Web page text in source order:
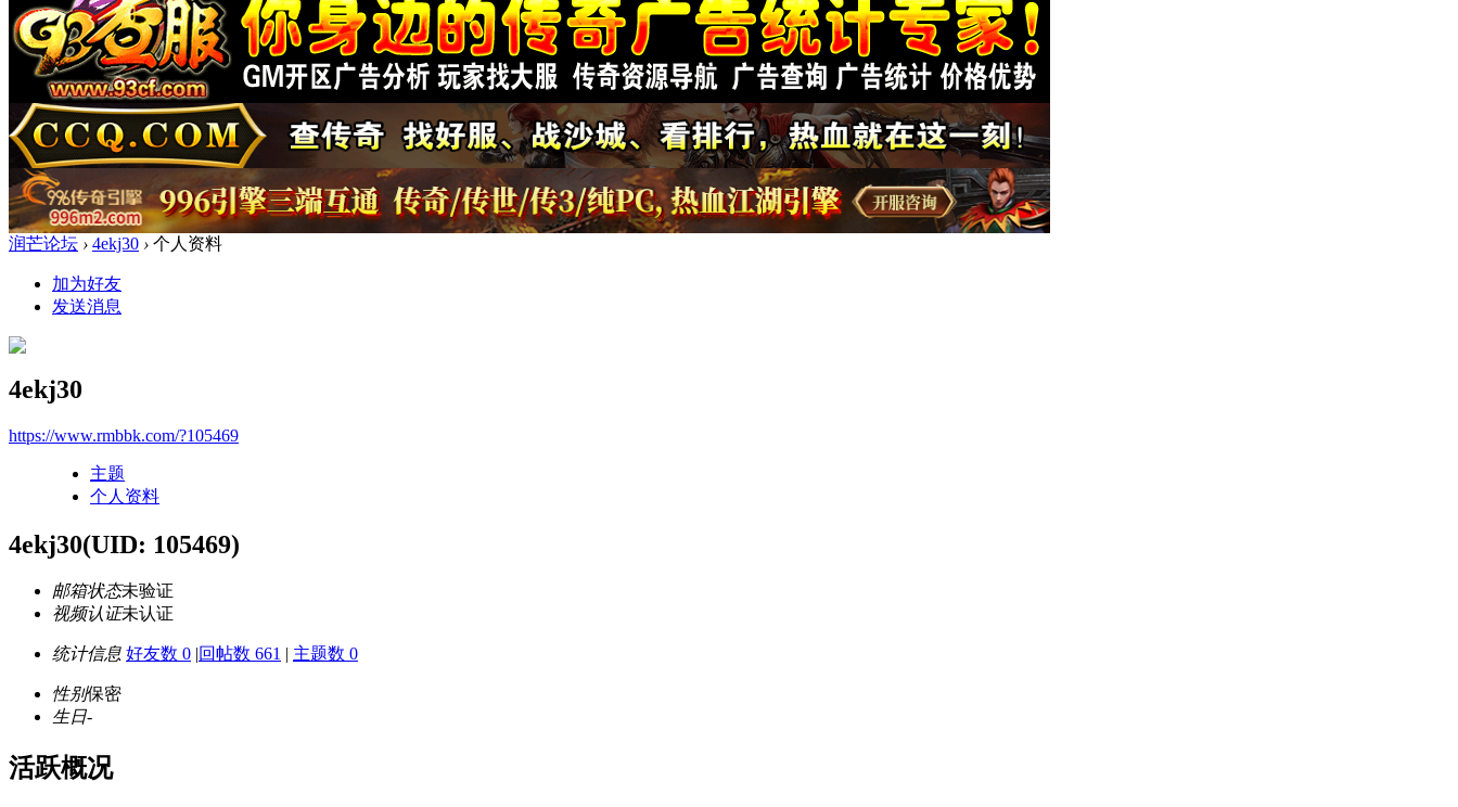
润芒论坛 › 4ekj30 › 个人资料
加为好友
发送消息
4ekj30
https://www.rmbbk.com/?105469
主题
个人资料
4ekj30(UID: 105469)
邮箱状态未验证
视频认证未认证
统计信息 好友数 0 |回帖数 661 | 主题数 0
性别保密
生日-
活跃概况